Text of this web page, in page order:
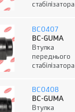
стабілізатора
BC0407
BC-GUMA
Втулка
переднього
стабілізатора
BC0408
BC-GUMA
Втулка